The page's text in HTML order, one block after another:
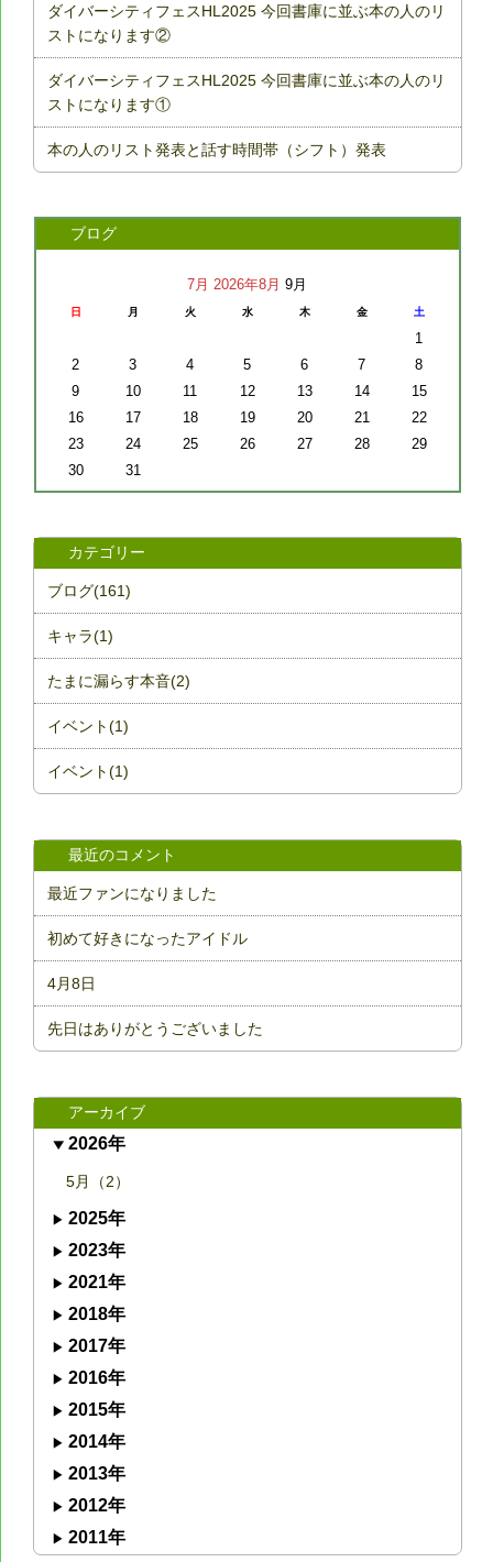
ダイバーシティフェスHL2025 今回書庫に並ぶ本の人のリ
ストになります②
ダイバーシティフェスHL2025 今回書庫に並ぶ本の人のリ
ストになります①
本の人のリスト発表と話す時間帯（シフト）発表
ブログ
7月 2026年8月 9月
日 月 火 水 木 金 土
1
2
3 4 5 6 7
8
9
10 11 12 13 14
15
16
17 18 19 20 21
22
23
24 25 26 27 28
29
30
31
カテゴリー
ブログ(161)
キャラ(1)
たまに漏らす本音(2)
イベント(1)
イベント(1)
最近のコメント
最近ファンになりました
初めて好きになったアイドル
4月8日
先日はありがとうございました
アーカイブ
2026年
5月（2）
2025年
2023年
2021年
2018年
2017年
2016年
2015年
2014年
2013年
2012年
2011年